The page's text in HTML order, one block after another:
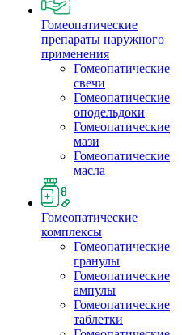
Гомеопатические
препараты наружного
применения
Гомеопатические
свечи
Гомеопатические
оподельдоки
Гомеопатические
мази
Гомеопатические
масла
Гомеопатические
комплексы
Гомеопатические
гранулы
Гомеопатические
ампулы
Гомеопатические
таблетки